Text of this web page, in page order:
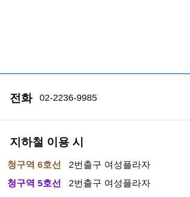
전화 02-2236-9985
지하철 이용 시
청구역 6호선
2번출구 여성플라자
청구역 5호선
2번출구 여성플라자